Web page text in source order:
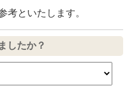
考といたします。
したか？